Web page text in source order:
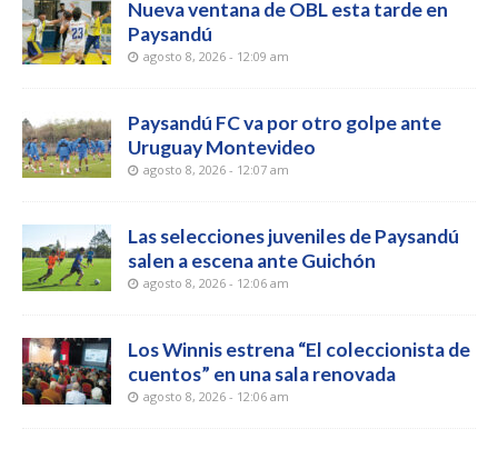
Nueva ventana de OBL esta tarde en
Paysandú
agosto 8, 2026 - 12:09 am
Paysandú FC va por otro golpe ante
Uruguay Montevideo
agosto 8, 2026 - 12:07 am
Las selecciones juveniles de Paysandú
salen a escena ante Guichón
agosto 8, 2026 - 12:06 am
Los Winnis estrena “El coleccionista de
cuentos” en una sala renovada
agosto 8, 2026 - 12:06 am